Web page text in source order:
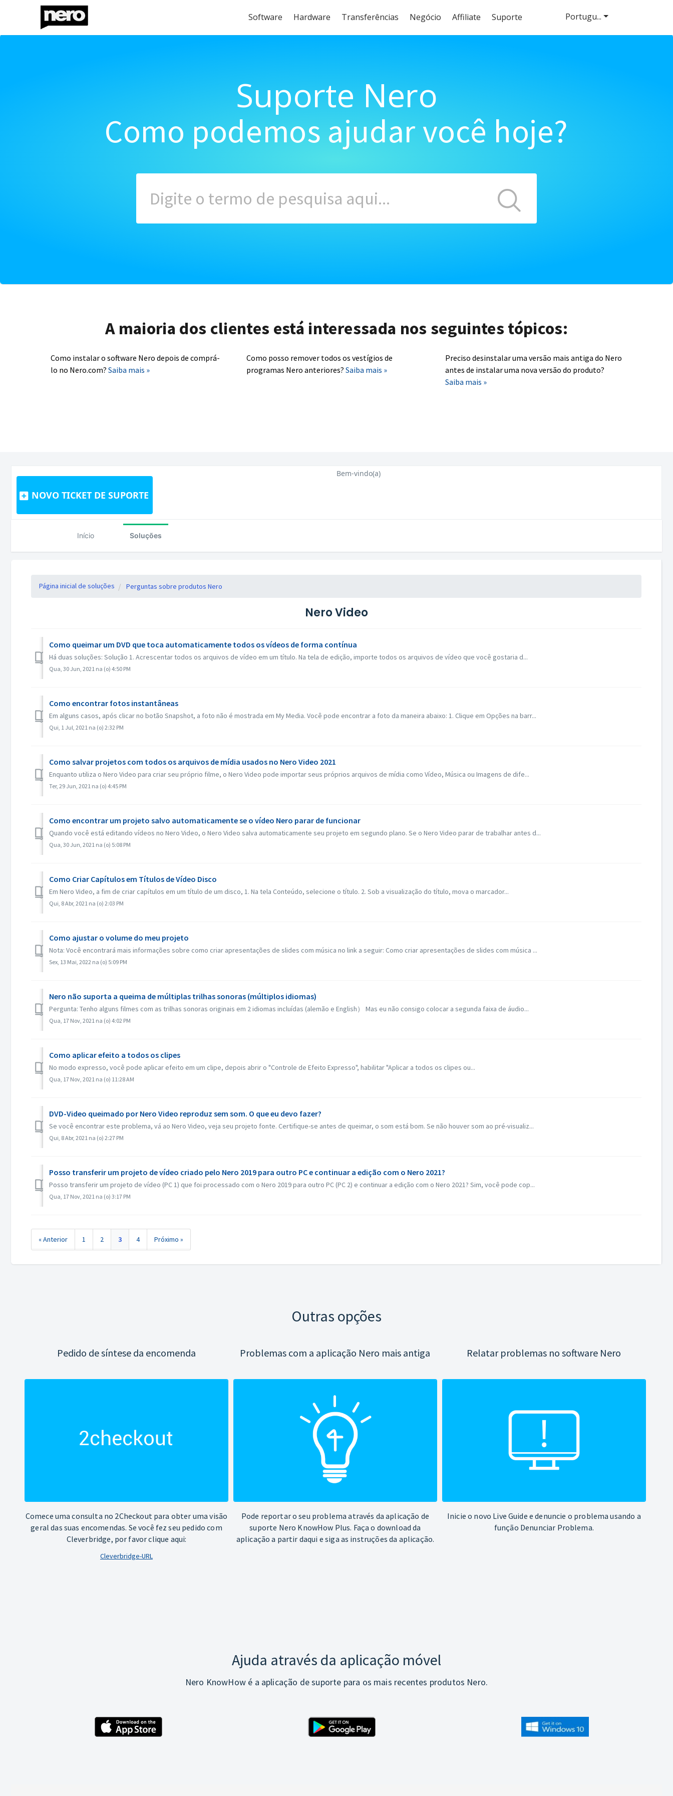
Software Hardware Transferências Negócio Affiliate Suporte
Suporte Nero
Como podemos ajudar você hoje?
A maioria dos clientes está interessada nos seguintes tópicos:
Como instalar o software Nero depois de comprá-
lo no Nero.com? Saiba mais »
Como posso remover todos os vestígios de
programas Nero anteriores? Saiba mais »
Preciso desinstalar uma versão mais antiga do Nero
antes de instalar uma nova versão do produto?
Saiba mais »
NOVO TICKET DE SUPORTE
Portugu...
Bem-vindo(a)
Início Soluções
Página inicial de soluções Perguntas sobre produtos Nero
Nero Video
Como queimar um DVD que toca automaticamente todos os vídeos de forma contínua
Há duas soluções: Solução 1. Acrescentar todos os arquivos de vídeo em um título. Na tela de edição, importe todos os arquivos de vídeo que você gostaria d...
Qua, 30 Jun, 2021 na (o) 4:50 PM
Como encontrar fotos instantâneas
Em alguns casos, após clicar no botão Snapshot, a foto não é mostrada em My Media. Você pode encontrar a foto da maneira abaixo: 1. Clique em Opções na barr...
Qui, 1 Jul, 2021 na (o) 2:32 PM
Como salvar projetos com todos os arquivos de mídia usados no Nero Video 2021
Enquanto utiliza o Nero Video para criar seu próprio filme, o Nero Video pode importar seus próprios arquivos de mídia como Vídeo, Música ou Imagens de dife...
Ter, 29 Jun, 2021 na (o) 4:45 PM
Como encontrar um projeto salvo automaticamente se o vídeo Nero parar de funcionar
Quando você está editando vídeos no Nero Video, o Nero Video salva automaticamente seu projeto em segundo plano. Se o Nero Video parar de trabalhar antes d...
Qua, 30 Jun, 2021 na (o) 5:08 PM
Como Criar Capítulos em Títulos de Vídeo Disco
Em Nero Video, a fim de criar capítulos em um título de um disco, 1. Na tela Conteúdo, selecione o título. 2. Sob a visualização do título, mova o marcador...
Qui, 8 Abr, 2021 na (o) 2:03 PM
Como ajustar o volume do meu projeto
Nota: Você encontrará mais informações sobre como criar apresentações de slides com música no link a seguir: Como criar apresentações de slides com música ...
Sex, 13 Mai, 2022 na (o) 5:09 PM
Nero não suporta a queima de múltiplas trilhas sonoras (múltiplos idiomas)
Pergunta: Tenho alguns filmes com as trilhas sonoras originais em 2 idiomas incluídas (alemão e English） Mas eu não consigo colocar a segunda faixa de áudio...
Qua, 17 Nov, 2021 na (o) 4:02 PM
Como aplicar efeito a todos os clipes
No modo expresso, você pode aplicar efeito em um clipe, depois abrir o "Controle de Efeito Expresso", habilitar "Aplicar a todos os clipes ou...
Qua, 17 Nov, 2021 na (o) 11:28 AM
DVD-Video queimado por Nero Video reproduz sem som. O que eu devo fazer?
Se você encontrar este problema, vá ao Nero Video, veja seu projeto fonte. Certifique-se antes de queimar, o som está bom. Se não houver som ao pré-visualiz...
Qui, 8 Abr, 2021 na (o) 2:27 PM
Posso transferir um projeto de vídeo criado pelo Nero 2019 para outro PC e continuar a edição com o Nero 2021?
Posso transferir um projeto de vídeo (PC 1) que foi processado com o Nero 2019 para outro PC (PC 2) e continuar a edição com o Nero 2021? Sim, você pode cop...
Qua, 17 Nov, 2021 na (o) 3:17 PM
« Anterior 1 2 3 4 Próximo »
Outras opções
Pedido de síntese da encomenda
Comece uma consulta no 2Checkout para obter uma visão
geral das suas encomendas. Se você fez seu pedido com
Cleverbridge, por favor clique aqui:
Cleverbridge-URL
Problemas com a aplicação Nero mais antiga
Pode reportar o seu problema através da aplicação de
suporte Nero KnowHow Plus. Faça o download da
aplicação a partir daqui e siga as instruções da aplicação.
Relatar problemas no software Nero
Inicie o novo Live Guide e denuncie o problema usando a
função Denunciar Problema.
Ajuda através da aplicação móvel
Nero KnowHow é a aplicação de suporte para os mais recentes produtos Nero.